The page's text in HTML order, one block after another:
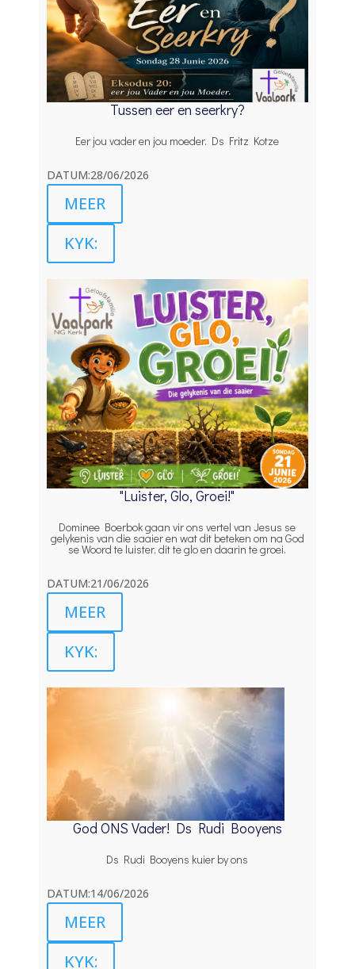
Tussen eer en seerkry?
Eer jou vader en jou moeder. Ds Fritz Kotze
DATUM:28/06/2026
MEER
KYK:
"Luister, Glo, Groei!"
Dominee Boerbok gaan vir ons vertel van Jesus se
gelykenis van die saaier en wat dit beteken om na God
se Woord te luister, dit te glo en daarin te groei.
DATUM:21/06/2026
MEER
KYK:
God ONS Vader! Ds Rudi Booyens
Ds Rudi Booyens kuier by ons
DATUM:14/06/2026
MEER
KYK: